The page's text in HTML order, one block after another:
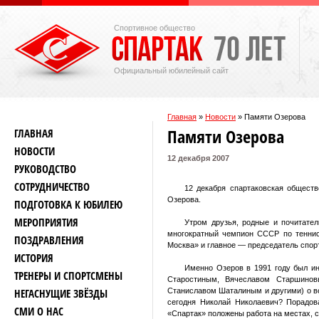
Спортивное общество
Официальный юбилейный сайт
Главная » Новости » Памяти Озерова
ГЛАВНАЯ
НОВОСТИ
РУКОВОДСТВО
СОТРУДНИЧЕСТВО
ПОДГОТОВКА К ЮБИЛЕЮ
МЕРОПРИЯТИЯ
ПОЗДРАВЛЕНИЯ
ИСТОРИЯ
ТРЕНЕРЫ И СПОРТСМЕНЫ
НЕГАСНУЩИЕ ЗВЁЗДЫ
СМИ О НАС
Памяти Озерова
12 декабря 2007
12 декабря спартаковская
Озерова.
Утром друзья, родные и
многократный чемпион СССР по
Москва» и главное — председатель
Именно Озеров в 1991 году был
Старостиным, Вячеславом
Станиславом Шаталиным и другими) о
сегодня Николай Николаевич?
«Спартак» положены работа на местах,